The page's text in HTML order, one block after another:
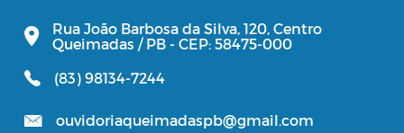
Rua João Barbosa da Silva, 120, Centro
Queimadas / PB - CEP: 58475-000
(83) 98134-7244
ouvidoriaqueimadaspb@gmail.com